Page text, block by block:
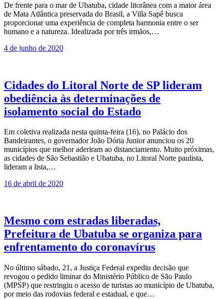
De frente para o mar de Ubatuba, cidade litorânea com a maior área
de Mata Atlântica preservada do Brasil, a Villa Sapê busca
proporcionar uma experiência de completa harmonia entre o ser
humano e a natureza. Idealizada por três irmãos,…
4 de junho de 2020
Cidades do Litoral Norte de SP lideram
obediência às determinações de
isolamento social do Estado
Em coletiva realizada nesta quinta-feira (16), no Palácio dos
Bandeirantes, o governador João Dória Junior anunciou os 20
municípios que melhor aderiram ao distanciamento. Muito próximas,
as cidades de São Sebastião e Ubatuba, no Litoral Norte paulista,
lideram a lista,…
16 de abril de 2020
Mesmo com estradas liberadas,
Prefeitura de Ubatuba se organiza para
enfrentamento do coronavírus
No último sábado, 21, a Justiça Federal expediu decisão que
revogou o pedido liminar do Ministério Público de São Paulo
(MPSP) que restringiu o acesso de turistas ao município de Ubatuba,
por meio das rodovias federal e estadual, e que…